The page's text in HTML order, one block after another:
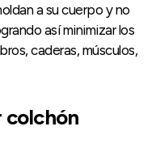
a su cuerpo y no
así minimizar los
caderas, músculos,
colchón